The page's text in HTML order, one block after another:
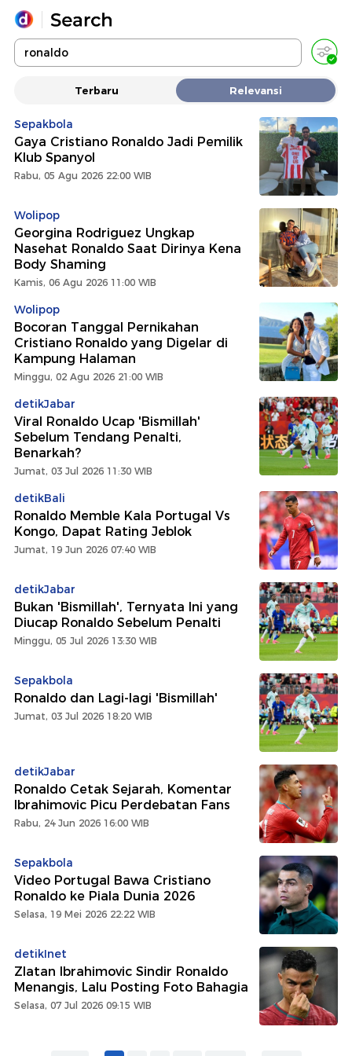
Yang sedang ramai dicari
Promoted
Terakhir yang dicari
Terbaru Relevansi
Sepakbola
Gaya Cristiano Ronaldo Jadi Pemilik
Klub Spanyol
Rabu, 05 Agu 2026 22:00 WIB
Wolipop
Georgina Rodriguez Ungkap
Nasehat Ronaldo Saat Dirinya Kena
Body Shaming
Kamis, 06 Agu 2026 11:00 WIB
Wolipop
Bocoran Tanggal Pernikahan
Cristiano Ronaldo yang Digelar di
Kampung Halaman
Minggu, 02 Agu 2026 21:00 WIB
detikJabar
Viral Ronaldo Ucap 'Bismillah'
Sebelum Tendang Penalti,
Benarkah?
Jumat, 03 Jul 2026 11:30 WIB
detikBali
Ronaldo Memble Kala Portugal Vs
Kongo, Dapat Rating Jeblok
Jumat, 19 Jun 2026 07:40 WIB
detikJabar
Bukan 'Bismillah', Ternyata Ini yang
Diucap Ronaldo Sebelum Penalti
Minggu, 05 Jul 2026 13:30 WIB
Sepakbola
Ronaldo dan Lagi-lagi 'Bismillah'
Jumat, 03 Jul 2026 18:20 WIB
detikJabar
Ronaldo Cetak Sejarah, Komentar
Ibrahimovic Picu Perdebatan Fans
Rabu, 24 Jun 2026 16:00 WIB
Sepakbola
Video Portugal Bawa Cristiano
Ronaldo ke Piala Dunia 2026
Selasa, 19 Mei 2026 22:22 WIB
detikInet
Zlatan Ibrahimovic Sindir Ronaldo
Menangis, Lalu Posting Foto Bahagia
Selasa, 07 Jul 2026 09:15 WIB